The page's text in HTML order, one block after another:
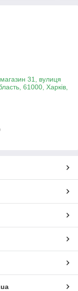
31, вулиця
61000, Харків,